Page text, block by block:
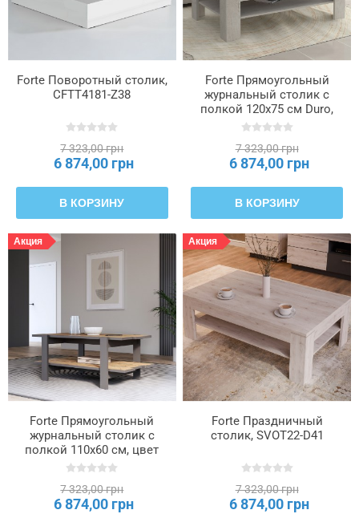
Forte Поворотный столик,
CFTT4181-Z38
7 323,00 грн
6 874,00 грн
В КОРЗИНУ
Forte Прямоугольный
журнальный столик с
полкой 120x75 см Duro,
белая сосна/античный
7 323,00 грн
6 874,00 грн
В КОРЗИНУ
Акция
Forte Прямоугольный
журнальный столик с
полкой 110x60 см, цвет
«Графит/Дуб Artisan»,
7 323,00 грн
6 874,00 грн
Акция
Forte Праздничный
столик, SVOT22-D41
7 323,00 грн
6 874,00 грн